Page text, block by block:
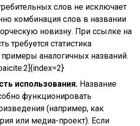
слов не исключает
комбинация слов в названии
новизну. При ссылке на
требуется статистика
аналогичных названий.
использования. Название
функционировать
(например, как
или медиа-проект). Если